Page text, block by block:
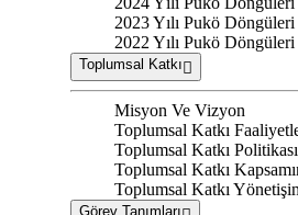
2023 Yılı Pukö Döngüleri
2022 Yılı Pukö Döngüleri
Toplumsal Katkı
Misyon Ve Vizyon
Toplumsal Katkı
Toplumsal Katkı Politikası
Toplumsal Katkı
Toplumsal Katkı
Görev Tanımları